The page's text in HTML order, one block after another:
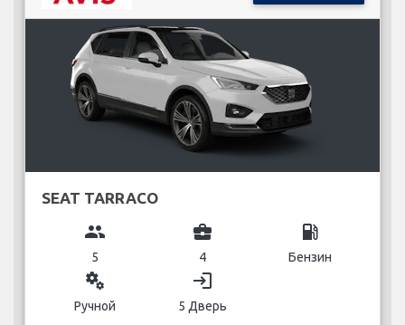
SEAT TARRACO
group
5
business_center
4
local_gas_station
Бензин
miscellaneous_services
Ручной
login
5 Дверь